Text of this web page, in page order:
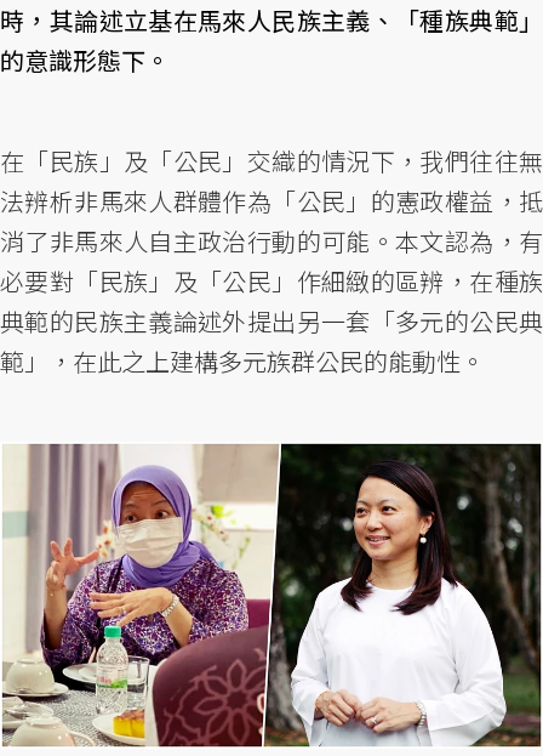
時，其論述立基在馬來人民族主義、「種族典範」
的意識形態下。
在「民族」及「公民」交織的情況下，我們往往無
法辨析非馬來人群體作為「公民」的憲政權益，抵
消了非馬來人自主政治行動的可能。本文認為，有
必要對「民族」及「公民」作細緻的區辨，在種族
典範的民族主義論述外提出另一套「多元的公民典
範」，在此之上建構多元族群公民的能動性。